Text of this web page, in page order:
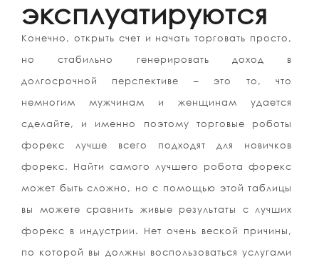
эксплуатируются
Конечно, открыть счет и начать торговать просто,
но стабильно генерировать доход в
долгосрочной перспективе – это то, что
немногим мужчинам и женщинам удается
сделайте, и именно поэтому торговые роботы
форекс лучше всего подходят для новичков
форекс. Найти самого лучшего робота форекс
может быть сложно, но с помощью этой таблицы
вы можете сравнить живые результаты с лучших
форекс в индустрии. Нет очень веской причины,
по которой вы должны воспользоваться услугами